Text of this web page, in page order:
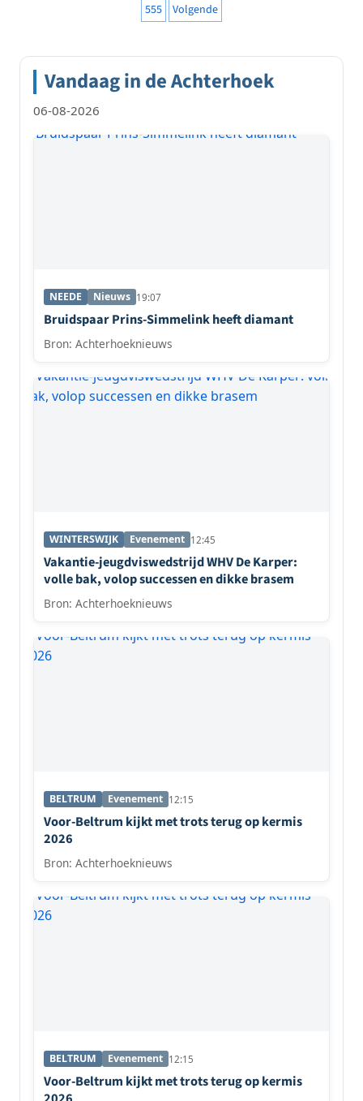
555 Volgende
Vandaag in de Achterhoek
06-08-2026
NEEDE Nieuws 19:07
Bruidspaar Prins-Simmelink heeft diamant
Bron: Achterhoeknieuws
WINTERSWIJK Evenement 12:45
Vakantie-jeugdviswedstrijd WHV De Karper:
volle bak, volop successen en dikke brasem
Bron: Achterhoeknieuws
BELTRUM Evenement 12:15
Voor-Beltrum kijkt met trots terug op kermis
2026
Bron: Achterhoeknieuws
BELTRUM Evenement 12:15
Voor-Beltrum kijkt met trots terug op kermis